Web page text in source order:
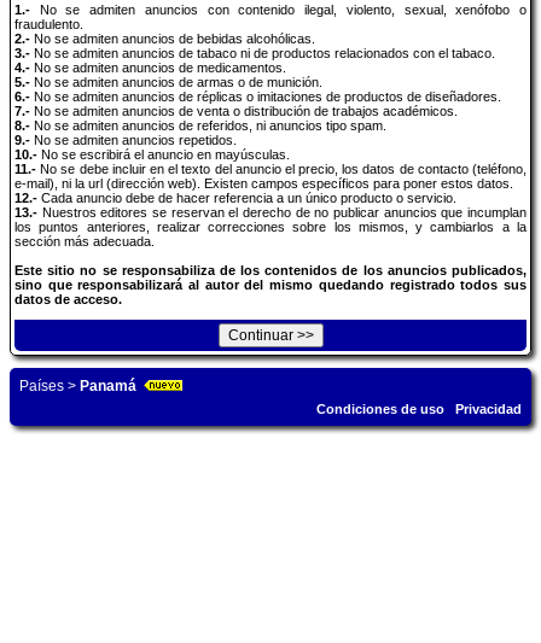
1.- No se admiten anuncios con contenido ilegal, violento, sexual, xenófobo o
fraudulento.
2.- No se admiten anuncios de bebidas alcohólicas.
3.- No se admiten anuncios de tabaco ni de productos relacionados con el tabaco.
4.- No se admiten anuncios de medicamentos.
5.- No se admiten anuncios de armas o de munición.
6.- No se admiten anuncios de réplicas o imitaciones de productos de diseñadores.
7.- No se admiten anuncios de venta o distribución de trabajos académicos.
8.- No se admiten anuncios de referidos, ni anuncios tipo spam.
9.- No se admiten anuncios repetidos.
10.- No se escribirá el anuncio en mayúsculas.
11.- No se debe incluir en el texto del anuncio el precio, los datos de contacto (teléfono,
e-mail), ni la url (dirección web). Existen campos específicos para poner estos datos.
12.- Cada anuncio debe de hacer referencia a un único producto o servicio.
13.- Nuestros editores se reservan el derecho de no publicar anuncios que incumplan
los puntos anteriores, realizar correcciones sobre los mismos, y cambiarlos a la
sección más adecuada.
Este sitio no se responsabiliza de los contenidos de los anuncios publicados,
sino que responsabilizará al autor del mismo quedando registrado todos sus
datos de acceso.
Países > Panamá
Condiciones de uso Privacidad